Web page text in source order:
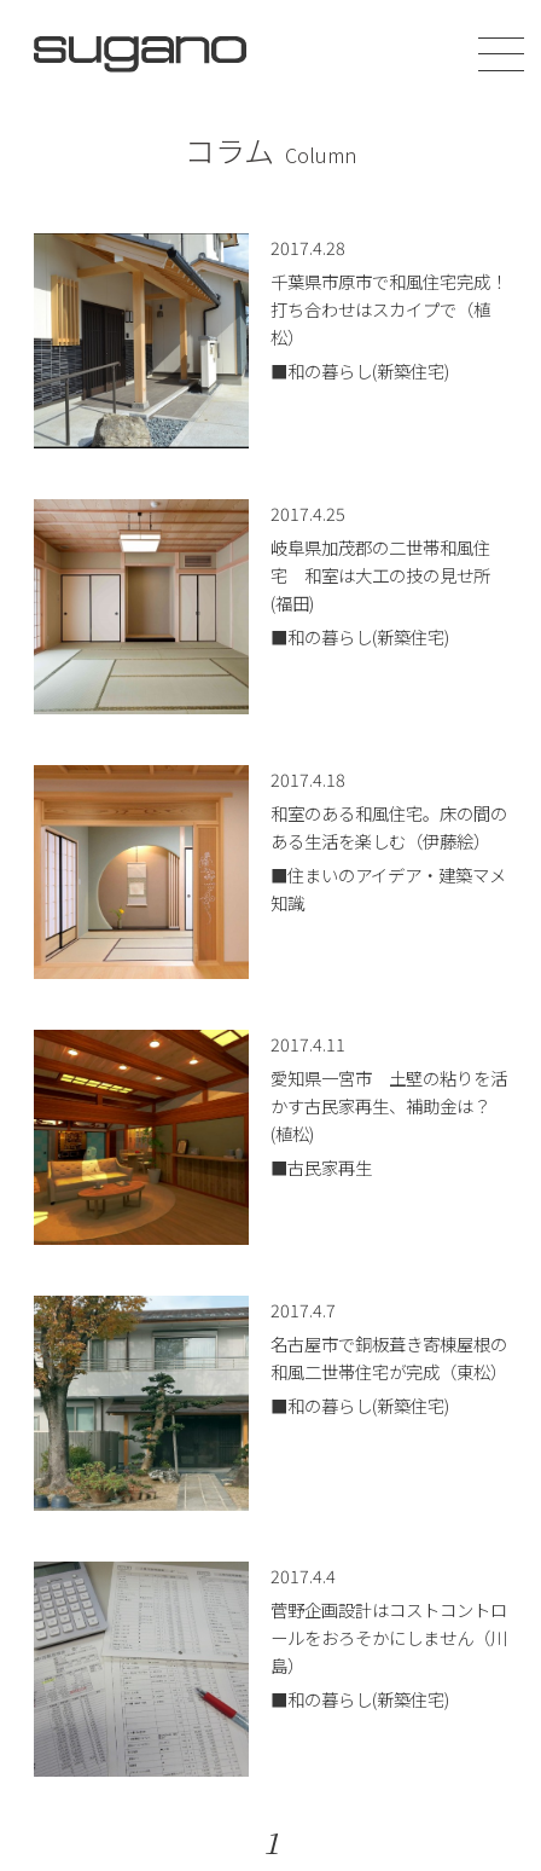
コラム Column
2017.4.28
千葉県市原市で和風住宅完成！
打ち合わせはスカイプで（植
松）
■和の暮らし(新築住宅)
2017.4.25
岐阜県加茂郡の二世帯和風住
宅 和室は大工の技の見せ所
(福田)
■和の暮らし(新築住宅)
2017.4.18
和室のある和風住宅。床の間の
ある生活を楽しむ（伊藤絵）
■住まいのアイデア・建築マメ
知識
2017.4.11
愛知県一宮市 土壁の粘りを活
かす古民家再生、補助金は？
(植松)
■古民家再生
2017.4.7
名古屋市で銅板葺き寄棟屋根の
和風二世帯住宅が完成（東松）
■和の暮らし(新築住宅)
2017.4.4
菅野企画設計はコストコントロ
ールをおろそかにしません（川
島）
■和の暮らし(新築住宅)
1